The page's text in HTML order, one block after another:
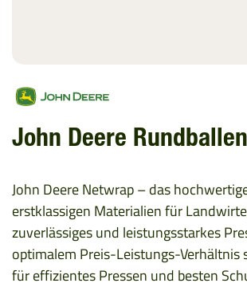
John Deere
John Deere Netwrap – das
erstklassigen Materialien für
zuverlässiges und leistungsstarkes
optimalem Preis-Leistungs-Verhältnis
für effizientes Pressen und besten